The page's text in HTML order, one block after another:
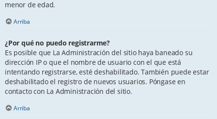
menor de edad.
Arriba
¿Por qué no puedo registrarme?
Es posible que La Administración del sitio haya baneado su
dirección IP o que el nombre de usuario con el que está
intentando registrarse, esté deshabilitado. También puede estar
deshabilitado el registro de nuevos usuarios. Póngase en
contacto con La Administración del sitio.
Arriba